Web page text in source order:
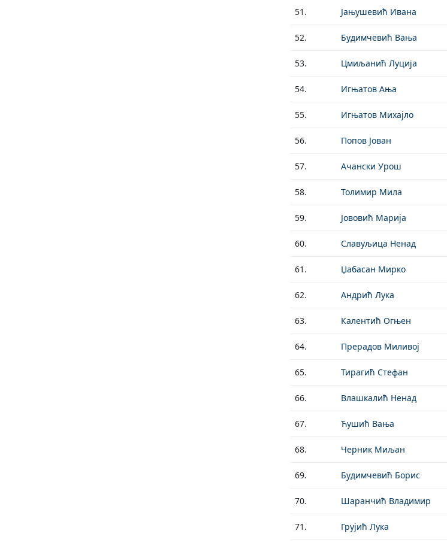
51. Јањушевић Ивана
52. Будимчевић Вања
53. Цмиљанић Луција
54. Игњатов Ања
55. Игњатов Михајло
56. Попов Јован
57. Ачански Урош
58. Толимир Мила
59. Јововић Марија
60. Славуљица Ненад
61. Џабасан Мирко
62. Андрић Лука
63. Калентић Огњен
64. Прерадов Миливој
65. Тирагић Стефан
66. Влашкалић Ненад
67. Ћушић Вања
68. Черник Миљан
69. Будимчевић Борис
70. Шаранчић Владимир
71. Грујић Лука